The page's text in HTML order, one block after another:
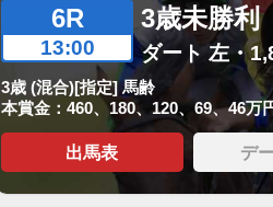
6R
13:00
3歳未勝利
ダート 左・
3歳 (混合)[指定] 馬齢
本賞金：460、180、120、69、46万
出馬表 デ